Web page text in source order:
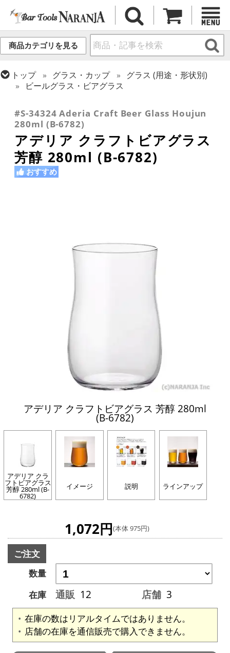
商品カテゴリを見る
トップ グラス・カップ
グラス (用途・形状別)
ビールグラス・ビアグラス
その他ブランド
#S-34324 Aderia Craft Beer Glass Houjun
280ml (B-6782)
アデリア クラフトビアグラス
芳醇 280ml (B-6782)
おすすめ
アデリア クラフトビアグラス 芳醇 280ml
(B-6782)
アデリア クラ
フトビアグラス
芳醇 280ml (B-
6782)
イメージ 説明 ラインアップ
1,072円(本体 975円)
ご注文
数量
在庫
通販 12 店舗 3
在庫の数はリアルタイムではありません。
店舗の在庫を通信販売で購入できません。